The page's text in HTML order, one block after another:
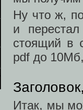
Ну что ж,
и
стоящий в
pdf до
Итак, мы